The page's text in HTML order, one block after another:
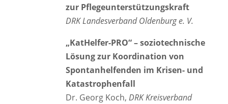
zur Pflegeunterstützungskraft
DRK Landesverband Oldenburg e. V.
„KatHelfer-PRO“ – soziotechnische
Lösung zur Koordination von
Spontanhelfenden im Krisen- und
Katastrophenfall
Dr. Georg Koch, DRK Kreisverband